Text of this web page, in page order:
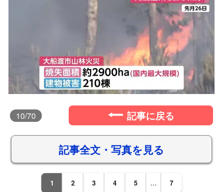
10/70 記事に戻る
記事全文・写真を見る
1 2 3 4 5 … 7